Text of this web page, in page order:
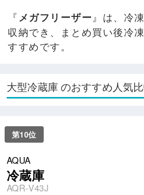
『メガフリーザー』は、冷
収納でき、まとめ買い後冷
すすめです。
大型冷蔵庫 のおすすめ人気
第10位
AQUA
冷蔵庫
AQR-V43J